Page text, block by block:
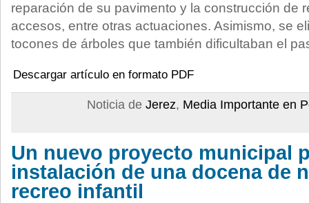
reparación de su pavimento y la construcción de
accesos, entre otras actuaciones. Asimismo, se
tocones de árboles que también dificultaban el
Descargar artículo en formato PDF
Noticia de Jerez, Media Importante en
Un nuevo proyecto municipal
instalación de una docena de
recreo infantil